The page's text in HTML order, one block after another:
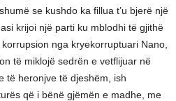
se kushdo ka fillua t’u bjerë një
krijoi një parti ku mblodhi të gjithë
nga kryekorruptuari Nano,
të miklojë sedrën e vetflijuar në
të heronjve të djeshëm, ish
që i bënë gjëmën e madhe, me